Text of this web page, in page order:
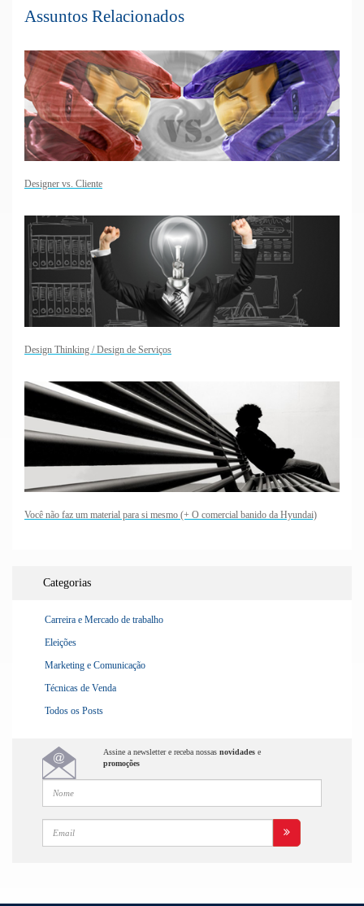
Assuntos Relacionados
Designer vs. Cliente
Design Thinking / Design de Serviços
Você não faz um material para si mesmo (+ O comercial banido da Hyundai)
Categorias
Carreira e Mercado de trabalho
Eleições
Marketing e Comunicação
Técnicas de Venda
Todos os Posts
Assine a newsletter e receba nossas novidadese
promoções